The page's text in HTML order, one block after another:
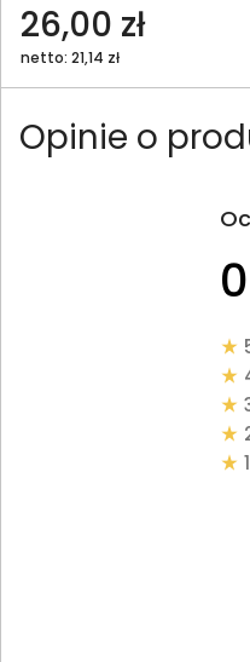
26,00 zł
netto: 21,14 zł
Opinie o
1